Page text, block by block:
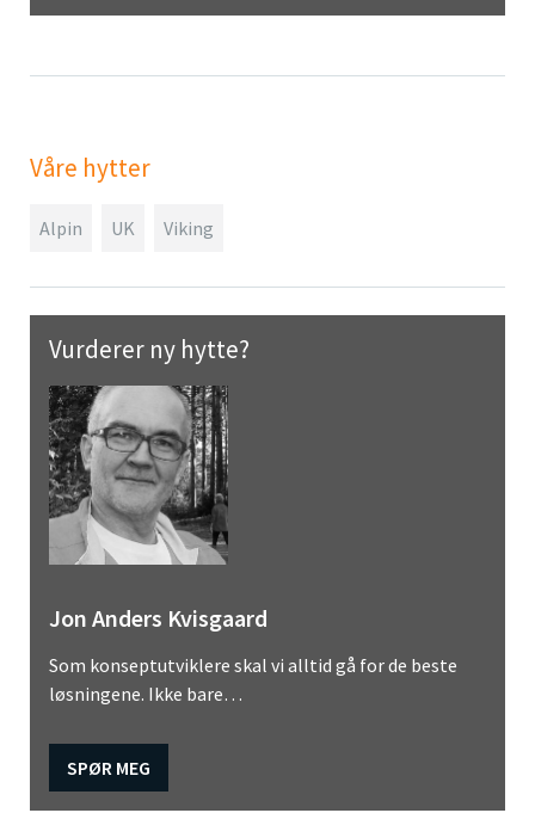
Våre hytter
Alpin UK Viking
Vurderer ny hytte?
Jon Anders Kvisgaard
Som konseptutviklere skal vi alltid gå for de beste
løsningene. Ikke bare…
SPØR MEG